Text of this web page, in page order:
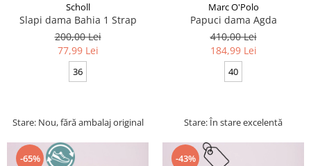
Scholl
Slapi dama Bahia 1 Strap
200,00 Lei
77,99 Lei
36
Stare: Nou, fără ambalaj original
Marc O'Polo
Papuci dama Agda
410,00 Lei
184,99 Lei
40
Stare: În stare excelentă
-65% -43%